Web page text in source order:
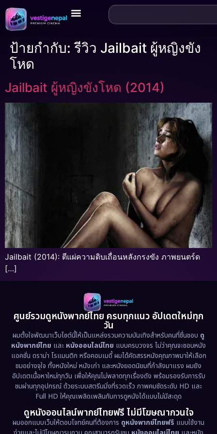
ป้ายกำกับ:รีวิว Jailbait ผู้หญิงขัง
โหด
Jailbait ผู้หญิงขังโหด (2014)
Jailbait (2014): ตีแผ่ความดิบเถื่อนหลังกรงขัง ภาพยนตร์ด
[…]
ศูนย์รวมดูหนังพากย์ไทย ครบทุกแนว อัปเดตใหม่ทุก
วัน
ผมตั้งใจพัฒนาเว็บไซต์นี้ให้เป็นแหล่งรวมความบันเทิงสำหรับคนที่ชื่นชอบ ดู
หนังพากย์ไทย และ หนังออนไลน์ไทย แบบครบวงจร ไม่ว่าคุณจะชอบหนัง
แอคชั่น ดราม่า โรแมนติก หรือคอมเมดี้ ผมได้คัดสรรหนังคุณภาพมาให้เลือก
ชมอย่างจุใจ ทั้งหนังใหม่ หนังเก่า และหนังยอดนิยมที่กำลังมาแรง ผมยัง
อัปเดตเนื้อหาใหม่ทุกวัน เพื่อให้คุณไม่พลาดทุกเรื่องดัง พร้อมรองรับการรับ
ชมผ่านทุกอุปกรณ์ ด้วยระบบสตรีมมิ่งที่รวดเร็ว ภาพคมชัดระดับ HD และ
Full HD ให้คุณเพลิดเพลินกับการดูหนังได้แบบไม่มีสะดุด
ดูหนังออนไลน์พากย์ไทยฟรี ไม่มีโฆษณากวนใจ
ผมออกแบบเว็บให้ตอบโจทย์คนที่ต้องการ ดูหนังพากย์ไทยฟรี แบบใช้งาน